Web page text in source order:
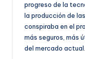
progreso de la
la producción de
conspiraba en el
más seguros, más
del mercado actual.